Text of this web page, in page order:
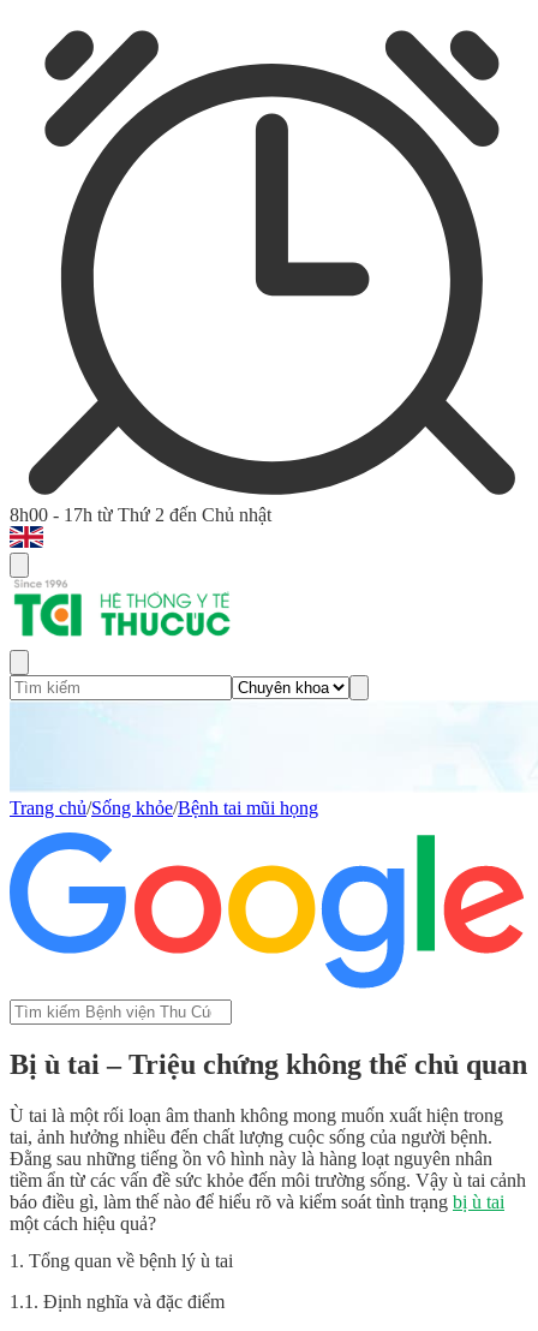
8h00 - 17h từ Thứ 2 đến Chủ nhật
Trang chủ/Sống khỏe/Bệnh tai mũi họng
Bị ù tai – Triệu chứng không thể chủ quan
Ù tai là một rối loạn âm thanh không mong muốn xuất hiện trong
tai, ảnh hưởng nhiều đến chất lượng cuộc sống của người bệnh.
Đằng sau những tiếng ồn vô hình này là hàng loạt nguyên nhân
tiềm ẩn từ các vấn đề sức khỏe đến môi trường sống. Vậy ù tai cảnh
báo điều gì, làm thế nào để hiểu rõ và kiểm soát tình trạng bị ù tai
một cách hiệu quả?
1. Tổng quan về bệnh lý ù tai
1.1. Định nghĩa và đặc điểm